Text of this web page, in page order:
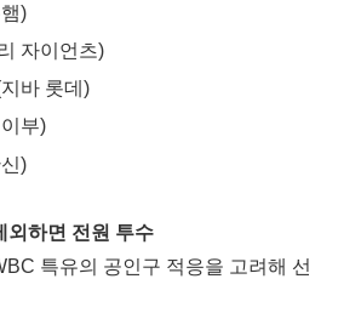
)
자이언츠)
바 롯데)
부)
)
외하면 전원 투수
특유의 공인구 적응을 고려해 선